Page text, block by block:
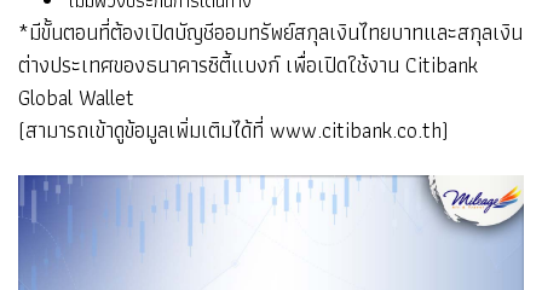
*มีขั้นตอนที่ต้องเปิดบัญชีออมทรัพย์สกุลเงินไทยบาทและสกุลเงิน
ต่างประเทศของธนาคารซิตี้แบงก์ เพื่อเปิดใช้งาน Citibank
Global Wallet
(สามารถเข้าดูข้อมูลเพิ่มเติมได้ที่ www.citibank.co.th)